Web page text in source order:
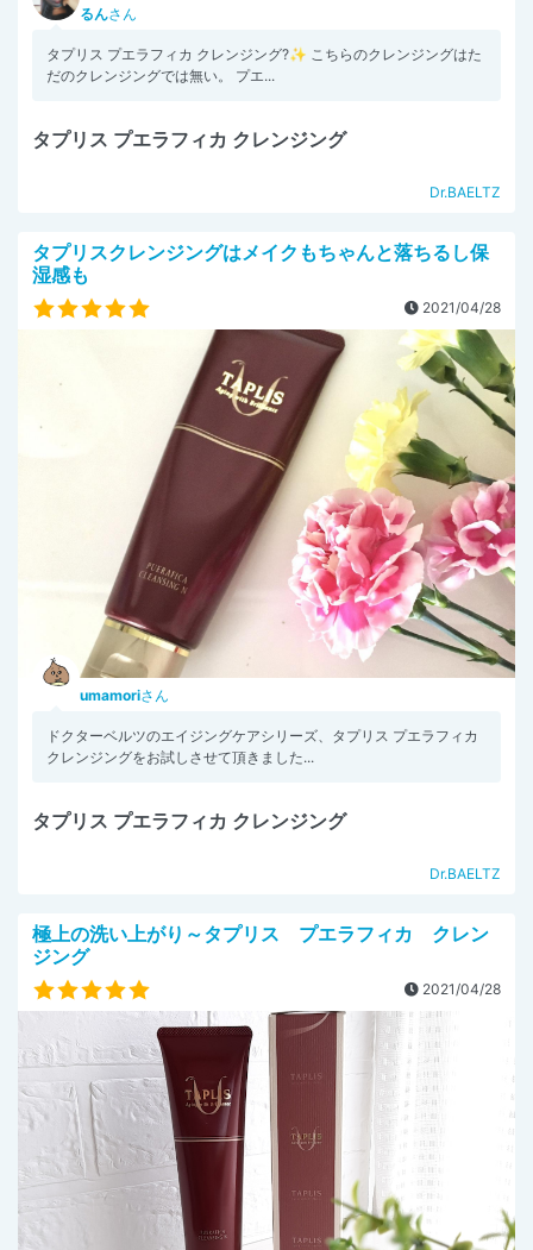
るんさん
タプリス プエラフィカ クレンジング?✨ こちらのクレンジングはた
だのクレンジングでは無い。 プエ...
タプリス プエラフィカ クレンジング
Dr.BAELTZ
タプリスクレンジングはメイクもちゃんと落ちるし保
湿感も
2021/04/28
umamoriさん
ドクターベルツのエイジングケアシリーズ、タプリス プエラフィカ
クレンジングをお試しさせて頂きました...
タプリス プエラフィカ クレンジング
Dr.BAELTZ
極上の洗い上がり～タプリス プエラフィカ クレン
ジング
2021/04/28